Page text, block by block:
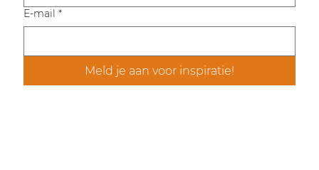
E-mail *
Meld je aan voor inspiratie!